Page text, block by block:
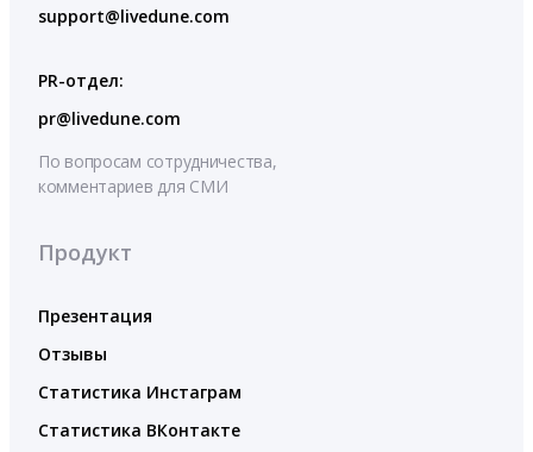
support@livedune.com
PR-отдел:
pr@livedune.com
По вопросам сотрудничества,
комментариев для СМИ
Продукт
Презентация
Отзывы
Статистика Инстаграм
Статистика ВКонтакте